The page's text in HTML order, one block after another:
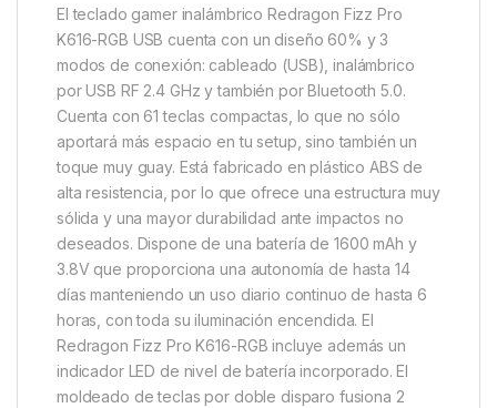
El teclado gamer inalámbrico Redragon Fizz Pro
K616-RGB USB cuenta con un diseño 60% y 3
modos de conexión: cableado (USB), inalámbrico
por USB RF 2.4 GHz y también por Bluetooth 5.0.
Cuenta con 61 teclas compactas, lo que no sólo
aportará más espacio en tu setup, sino también un
toque muy guay. Está fabricado en plástico ABS de
alta resistencia, por lo que ofrece una estructura muy
sólida y una mayor durabilidad ante impactos no
deseados. Dispone de una batería de 1600 mAh y
3.8V que proporciona una autonomía de hasta 14
días manteniendo un uso diario continuo de hasta 6
horas, con toda su iluminación encendida. El
Redragon Fizz Pro K616-RGB incluye además un
indicador LED de nivel de batería incorporado. El
moldeado de teclas por doble disparo fusiona 2